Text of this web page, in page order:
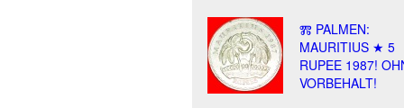
Ⰿ PALMEN:
MAURITIUS ★ 5
RUPEE 1987!
VORBEHALT!